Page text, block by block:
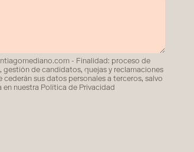
- Finalidad: proceso de
de candidatos, quejas y reclamaciones
sus datos personales a terceros, salvo
nuestra Política de Privacidad